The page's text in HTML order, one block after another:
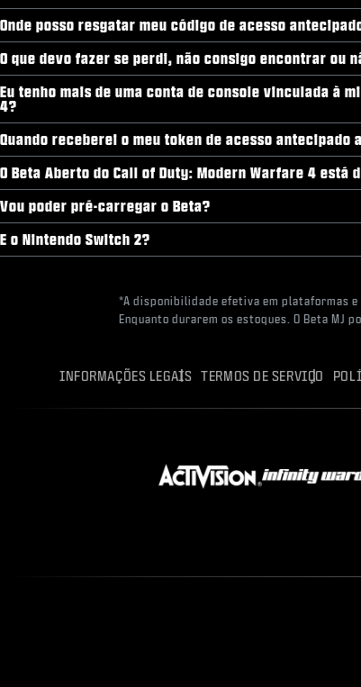
Onde posso resgatar meu código de acesso
O que devo fazer se perdi, não consigo encontrar ou
Eu tenho mais de uma conta de console vinculada à
4?
Quando receberei o meu token de acesso antecipado
O Beta Aberto do Call of Duty: Modern Warfare 4 está
Vou poder pré-carregar o Beta?
E o Nintendo Switch 2?
*A disponibilidade efetiva em plataformas e
Enquanto durarem os estoques. O Beta MJ
INFORMAÇÕES LEGAIS TERMOS DE SERVIÇO